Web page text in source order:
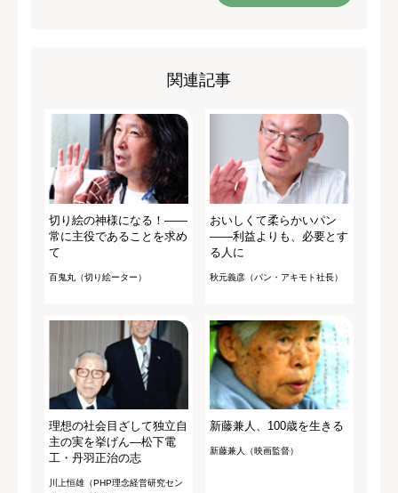
関連記事
切り絵の神様になる！――
常に主役であることを求め
て
百鬼丸（切り絵ーター）
おいしくて柔らかいパン
――利益よりも、必要とす
る人に
秋元義彦（パン・アキモト社長）
理想の社会目ざして独立自
主の実を挙げん―松下電
工・丹羽正治の志
川上恒雄（PHP理念経営研究セン
新藤兼人、100歳を生きる
新藤兼人（映画監督）